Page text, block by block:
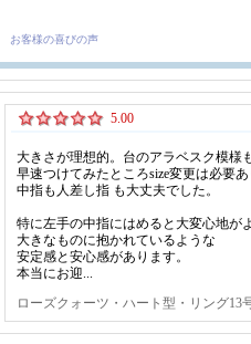
お客様の喜びの声